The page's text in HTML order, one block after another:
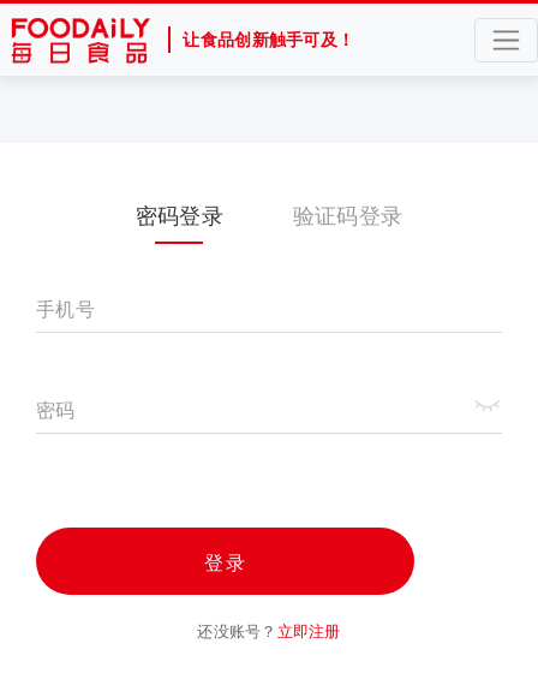
让食品创新触手可及！
密码登录 验证码登录
手机号
密码
登录
还没账号？ 立即注册